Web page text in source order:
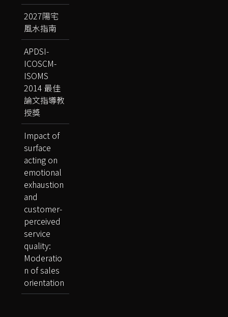
2027陽宅
風水指南
APDSI-
ICOSCM-
ISOMS
2014 最佳
論文指導教
授獎
Impact of
surface
acting on
emotional
exhaustion
and
customer-
perceived
service
quality:
Moderatio
n of sales
orientation